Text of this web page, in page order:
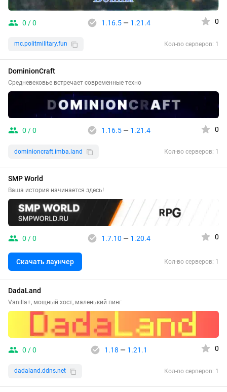
0 / 0 1.16.5— 1.21.4 0
mc.politmilitary.fun Кол-во серверов: 1
DominionCraft
Средневековье встречает современные техно
0 / 0 1.16.5— 1.21.4 0
dominioncraft.imba.land Кол-во серверов: 1
SMP World
Ваша история начинается здесь!
0 / 0 1.7.10 — 1.20.4 0
Скачать лаунчер Кол-во серверов: 1
DadaLand
Vanilla+, мощный хост, маленький пинг
0 / 0 1.18 — 1.21.1 0
dadaland.ddns.net Кол-во серверов: 1